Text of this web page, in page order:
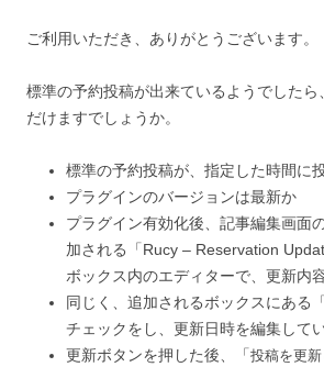
ご利用いただき、ありがとうございます。
標準の予約投稿が出来ているようでしたら
だけますでしょうか。
標準の予約投稿が、指定した時間に
プラグインのバージョンは最新か
プラグイン有効化後、記事編集画面
加される「Rucy – Reservation
ボックス内のエディターで、更新内
同じく、追加されるボックスにある
チェックをし、更新日時を編集して
更新ボタンを押した後、「投稿を更新